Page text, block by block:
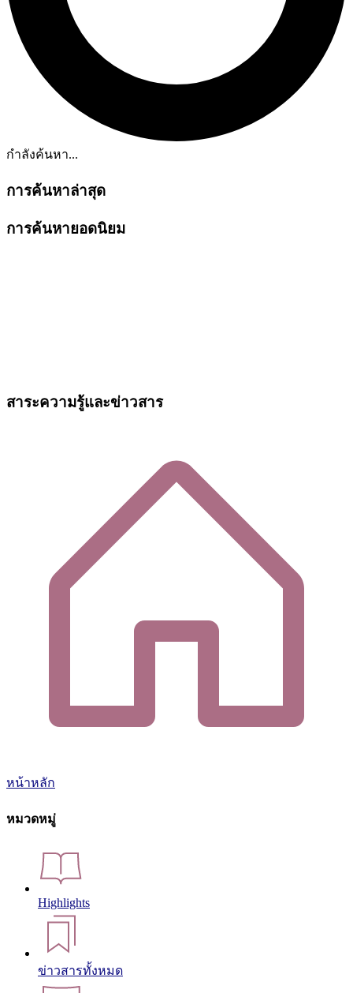
กำลังค้นหา...
การค้นหาล่าสุด
การค้นหายอดนิยม
สาระความรู้และข่าวสาร
หน้าหลัก
หมวดหมู่
Highlights
ข่าวสารทั้งหมด